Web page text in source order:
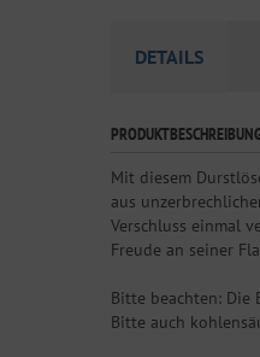
DETAILS
Mit diesem
aus
Verschluss einmal
Freude an seiner
Bitte beachten: Die
Bitte auch